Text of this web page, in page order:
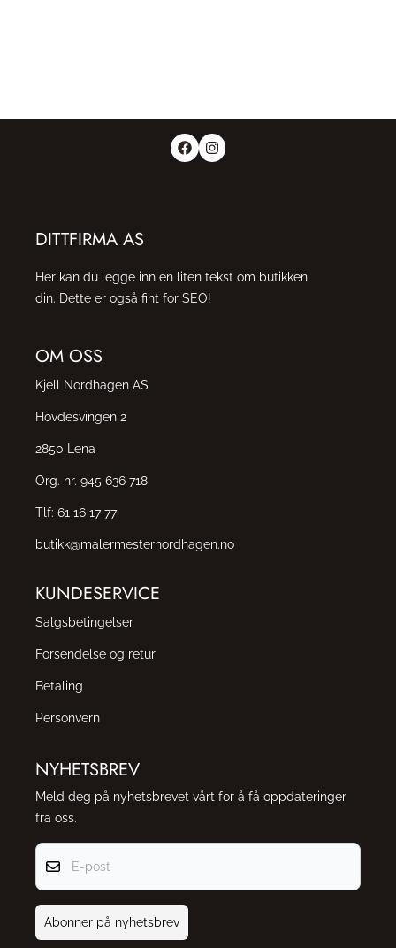
DITTFIRMA AS
Her kan du legge inn en liten tekst om butikken
din. Dette er også fint for SEO!
OM OSS
Kjell Nordhagen AS
Hovdesvingen 2
2850 Lena
Org. nr. 945 636 718
Tlf: 61 16 17 77
butikk@malermesternordhagen.no
KUNDESERVICE
Salgsbetingelser
Forsendelse og retur
Betaling
Personvern
NYHETSBREV
Meld deg på nyhetsbrevet vårt for å få oppdateringer
fra oss.
E-post
Abonner på nyhetsbrev